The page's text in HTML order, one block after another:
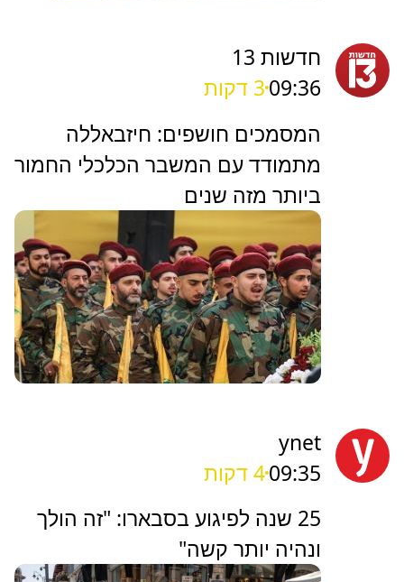
חדשות 13
09:363 דקות
המסמכים חושפים: חיזבאללה
מתמודד עם המשבר הכלכלי החמור
ביותר מזה שנים
ynet
09:354 דקות
25 שנה לפיגוע בסבארו: "זה הולך
ונהיה יותר קשה"